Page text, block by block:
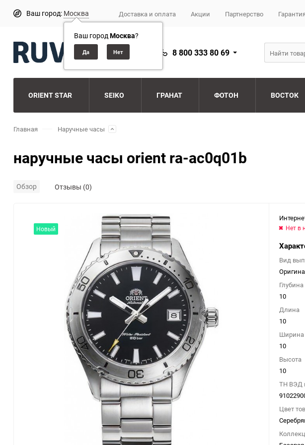
Ваш город: Москва
Ваш городМосква?
Доставка и оплата Акции Партнерство
8 800 333 80 69
ORIENT STAR SEIKO ГРАНАТ ФОТОН ВОСТОК
Главная Наручные часы
наручные часы orient ra-ac0q01b
Обзор Отзывы (0)
Новый Нет в
Вид
Глубина
10
Длина
10
Ширина
10
Высота
10
ТН ВЭД
Цвет